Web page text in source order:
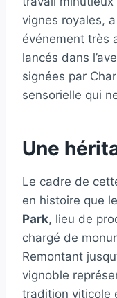
vignes royales, a
événement très
lancés dans
signées par
sensorielle qui
Une
Le cadre de
en histoire que
Park, lieu de
chargé de
Remontant
vignoble
tradition viticole